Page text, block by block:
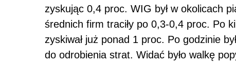
zyskując 0,4 proc. WIG był w okolicach
średnich firm traciły po 0,3-0,4 proc. Po
zyskiwał już ponad 1 proc. Po godzinie
do odrobienia strat. Widać było walkę